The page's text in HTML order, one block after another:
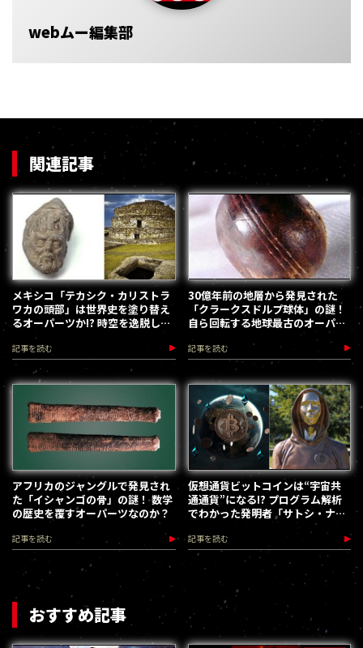
webムー編集部
関連記事
メキシコ「テカシク・カリストラ
ワカの頭部」は世界史を塗り替え
るオーパーツか!? 時空を逸脱した
古代ローマの彫像
記事を読む
30億年前の地層から発見された
「クラークスドルプ球体」の謎！
自ら回転する地球最古のオーパー
記事を読む
アフリカのジャングルで発見され
た「イシャンゴの骨」の謎！ 数学
の歴史を覆すオーパーツなのか？
記事を読む
仮想通貨ビットコインは“宇宙共
通通貨”になる!? プログラム解析
でわかった発明者「サトシ・ナカ
記事を読む
おすすめ記事